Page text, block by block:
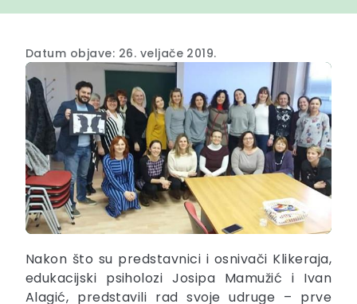
Datum objave: 26. veljače 2019.
Nakon što su predstavnici i osnivači Klikeraja,
edukacijski psiholozi Josipa Mamužić i Ivan
Alagić, predstavili rad svoje udruge – prve